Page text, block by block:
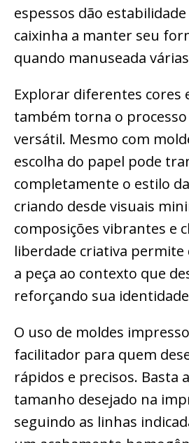
espessos dão
caixinha a manter seu
quando manuseada
Explorar diferentes cores
também torna o
versátil. Mesmo com
escolha do papel pode
completamente o estilo
criando desde visuais
composições vibrantes e
liberdade criativa permite
a peça ao contexto que
reforçando sua
O uso de moldes
facilitador para quem
rápidos e precisos. Basta
tamanho desejado na
seguindo as linhas